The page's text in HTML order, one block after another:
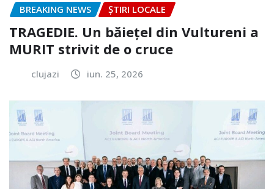
BREAKING NEWS ȘTIRI LOCALE
TRAGEDIE. Un băiețel din Vultureni a
MURIT strivit de o cruce
clujazi iun. 25, 2026